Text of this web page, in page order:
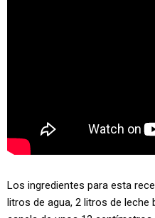
Los ingredientes para esta
litros de agua, 2 litros de leche